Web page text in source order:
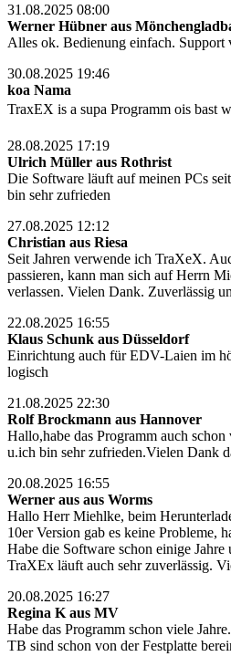
31.08.2025 08:00
Werner Hübner aus
Alles ok. Bedienung einfach. Support
30.08.2025 19:46
koa Nama
TraxEX is a supa Programm ois bast
28.08.2025 17:19
Ulrich Müller aus Rothrist
Die Software läuft auf meinen PCs
bin sehr zufrieden
27.08.2025 12:12
Christian aus Riesa
Seit Jahren verwende ich TraXeX.
passieren, kann man sich auf Herrn
verlassen. Vielen Dank. Zuverlässig
22.08.2025 16:55
Klaus Schunk aus Düsseldorf
Einrichtung auch für EDV-Laien im
logisch
21.08.2025 22:30
Rolf Brockmann aus Hannover
Hallo,habe das Programm auch
u.ich bin sehr zufrieden.Vielen Dank
20.08.2025 16:55
Werner aus aus Worms
Hallo Herr Miehlke, beim
10er Version gab es keine Probleme,
Habe die Software schon einige Jahre
TraXEx läuft auch sehr zuverlässig.
20.08.2025 16:27
Regina K aus MV
Habe das Programm schon viele
TB sind schon von der Festplatte